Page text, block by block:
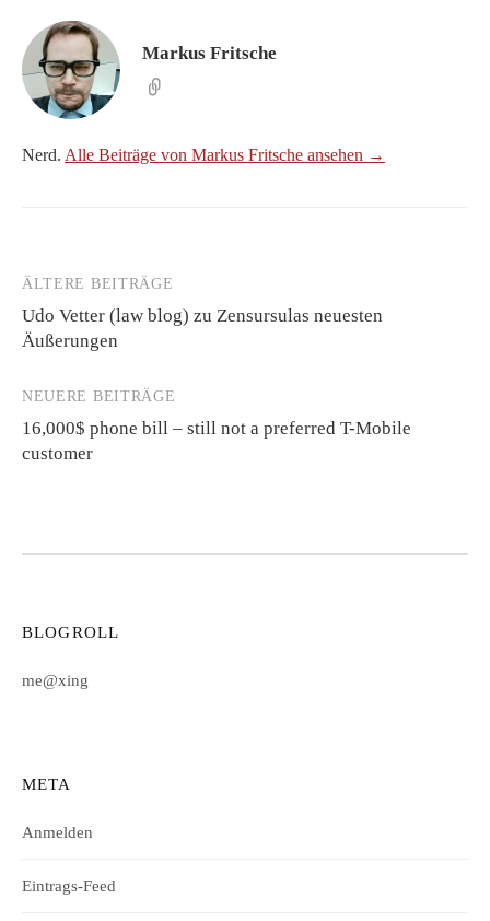
Markus Fritsche
Nerd. Alle Beiträge von Markus Fritsche ansehen →
Beitragsnavigation
ÄLTERE BEITRÄGE
Udo Vetter (law blog) zu Zensursulas neuesten
Äußerungen
NEUERE BEITRÄGE
16,000$ phone bill – still not a preferred T-Mobile
customer
BLOGROLL
me@xing
META
Anmelden
Eintrags-Feed